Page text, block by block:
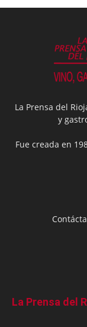
La Prensa del
y
Fue creada en
La Prensa del